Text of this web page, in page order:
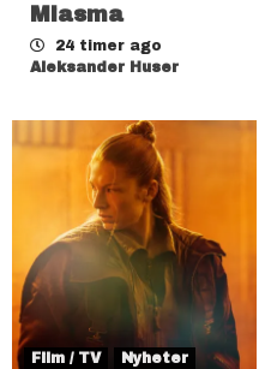
Miasma
24 timer ago
Aleksander Huser
Film / TV Nyheter